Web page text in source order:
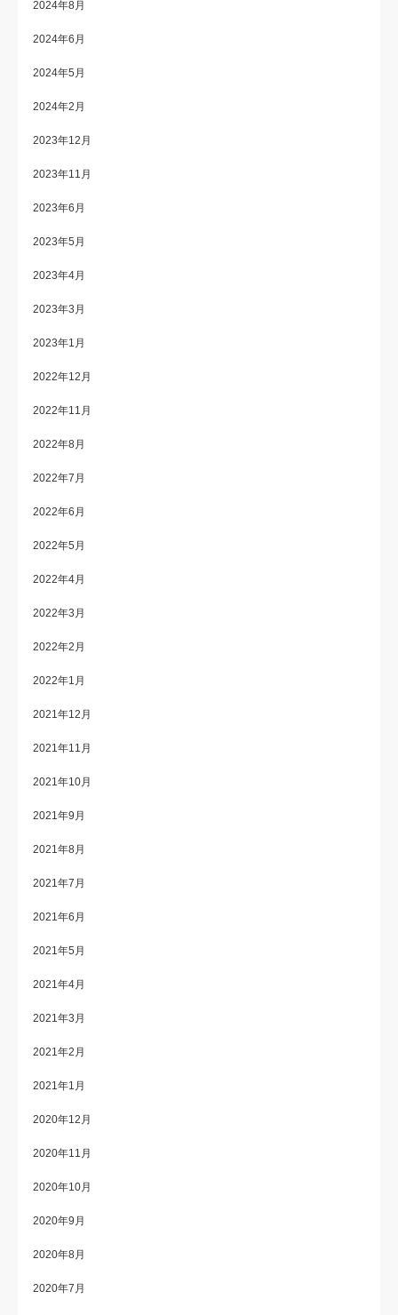
2024年8月
2024年6月
2024年5月
2024年2月
2023年12月
2023年11月
2023年6月
2023年5月
2023年4月
2023年3月
2023年1月
2022年12月
2022年11月
2022年8月
2022年7月
2022年6月
2022年5月
2022年4月
2022年3月
2022年2月
2022年1月
2021年12月
2021年11月
2021年10月
2021年9月
2021年8月
2021年7月
2021年6月
2021年5月
2021年4月
2021年3月
2021年2月
2021年1月
2020年12月
2020年11月
2020年10月
2020年9月
2020年8月
2020年7月